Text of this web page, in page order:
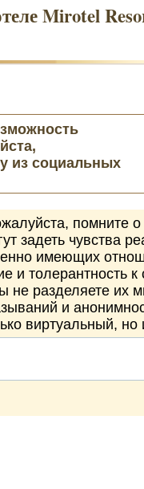
Mirotel
из социальных
помните
задеть чувства
имеющих
и толерантность
не разделяете их
и
виртуальный,